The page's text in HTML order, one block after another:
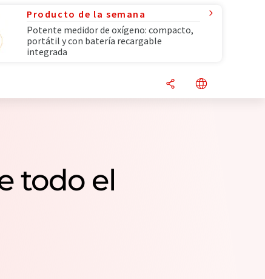
Producto de la semana
Potente medidor de oxígeno: compacto,
portátil y con batería recargable
integrada
todo el